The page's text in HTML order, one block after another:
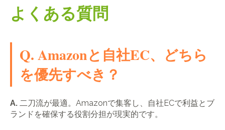
よくある質問
Q. Amazonと自社EC、どちら
を優先すべき？
A. 二刀流が最適。Amazonで集客し、自社ECで利益とブ
ランドを確保する役割分担が現実的です。